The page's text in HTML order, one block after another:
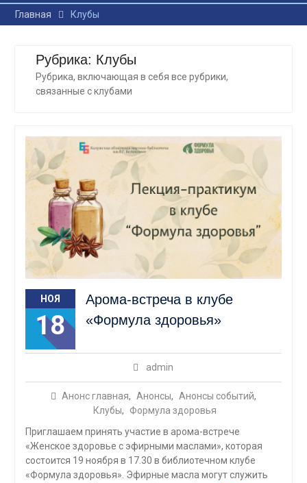
Главная Клубы
Рубрика: Клубы
Рубрика, включающая в себя все рубрики,
связанные с клубами
НОЯ
18
Арома-встреча в клубе
«Формула здоровья»
admin
Анонс главная, Анонсы, Анонсы событий,
Клубы,
Формула здоровья
Приглашаем принять участие в арома-встрече
«Женское здоровье с эфирными маслами», которая
состоится 19 ноября в 17.30 в библиотечном клубе
«Формула здоровья». Эфирные масла могут служить